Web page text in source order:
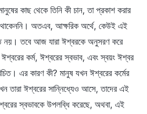
কাছ থেকে তিনি কী চান, তা প্রকাশ করার
থাকেননি। অতএব, আক্ষরিক অর্থে, কেউই এই
নয়। তবে আজ যারা ঈশ্বরকে অনুসরণ করে
কর্ম, ঈশ্বরের স্বভাব, এবং স্বয়ং ঈশ্বর
এর কারণ কী? মানুষ যখন ঈশ্বরের কর্মের
তারা ঈশ্বরের সান্নিধ্যেও আসে, তাদের এই
স্বভাবকে উপলব্ধি করেছে, অথবা, এই